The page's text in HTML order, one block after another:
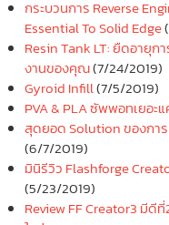
กระบวนการ Reverse
Essential To Solid Edge
Resin Tank LT: ยืดอายุก
งานของคุณ(7/24/2019)
Gyroid Infill(7/5/2019)
PVA & PLA ซัพพอทเยอะ
สุดยอด Solution ของการ
(6/7/2019)
มินิรีวิว Flashforge
(5/23/2019)
Review FF Creator3 มีดี